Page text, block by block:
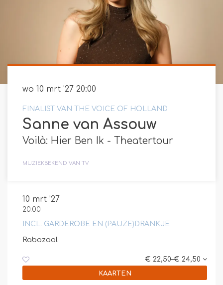
Sanne van Assouw
Voilà: Hier Ben Ik - Theatertour
FINALIST VAN THE VOICE OF HOLLAND
wo 10 mrt ’27 20:00
MUZIEK BEKEND VAN TV
10 mrt ’27
20:00
INCL. GARDEROBE EN (PAUZE)DRANKJE
Rabozaal
€ 22,50–€ 24,50
KAARTEN